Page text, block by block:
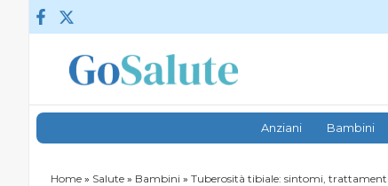
Vai al contenuto
Anziani Bambini
Home » Salute » Bambini » Tuberosità tibiale: sintomi,